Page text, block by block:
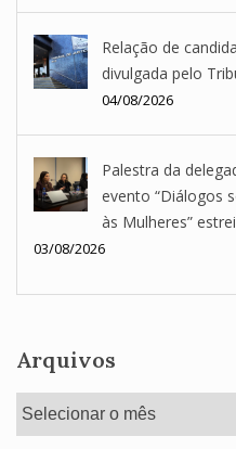
Relação de
divulgada pelo
04/08/2026
Palestra da
evento “Diálogos
às Mulheres”
03/08/2026
Arquivos
Arquivos